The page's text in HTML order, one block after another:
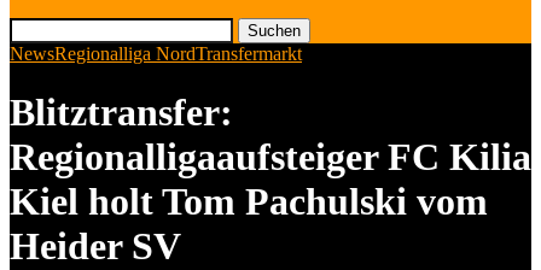
Suchen
NewsRegionalliga NordTransfermarkt
Blitztransfer:
Regionalligaaufsteiger FC Kilia
Kiel holt Tom Pachulski vom
Heider SV